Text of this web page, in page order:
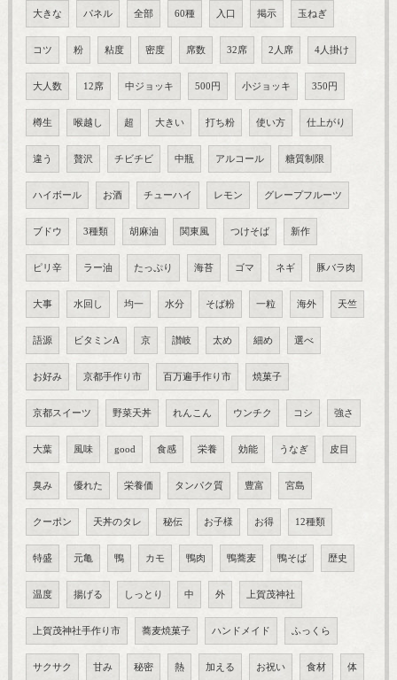
大きな パネル 全部 60種 入口 掲示 玉ねぎ
コツ 粉 粘度 密度 席数 32席 2人席 4人掛け
大人数 12席 中ジョッキ 500円 小ジョッキ 350円
樽生 喉越し 超 大きい 打ち粉 使い方 仕上がり
違う 贅沢 チビチビ 中瓶 アルコール 糖質制限
ハイボール お酒 チューハイ レモン グレープフルーツ
ブドウ 3種類 胡麻油 関東風 つけそば 新作
ピリ辛 ラー油 たっぷり 海苔 ゴマ ネギ 豚バラ肉
大事 水回し 均一 水分 そば粉 一粒 海外 天竺
語源 ビタミンA 京 讃岐 太め 細め 選べ
お好み 京都手作り市 百万遍手作り市 焼菓子
京都スイーツ 野菜天丼 れんこん ウンチク コシ 強さ
大葉 風味 good 食感 栄養 効能 うなぎ 皮目
臭み 優れた 栄養価 タンパク質 豊富 宮島
クーポン 天丼のタレ 秘伝 お子様 お得 12種類
特盛 元亀 鴨 カモ 鴨肉 鴨蕎麦 鴨そば 歴史
温度 揚げる しっとり 中 外 上賀茂神社
上賀茂神社手作り市 蕎麦焼菓子 ハンドメイド ふっくら
サクサク 甘み 秘密 熱 加える お祝い 食材 体